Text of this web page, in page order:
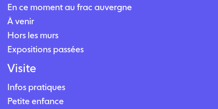
En ce moment au frac auvergne
À venir
Hors les murs
Expositions passées
Visite
Infos pratiques
Petite enfance